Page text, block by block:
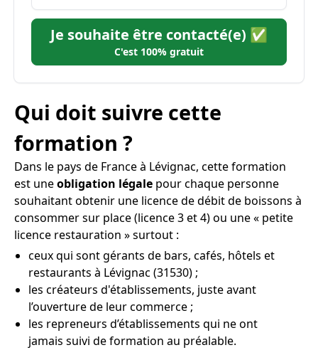
Je souhaite être contacté(e) ✅
C'est 100% gratuit
Qui doit suivre cette
formation ?
Dans le pays de France à Lévignac, cette formation
est uneobligation légale pour chaque personne
souhaitant obtenir une licence de débit de boissons à
consommer sur place (licence 3 et 4) ou une « petite
licence restauration » surtout :
ceux qui sont gérants de bars, cafés, hôtels et
restaurants à Lévignac (31530) ;
les créateurs d'établissements, juste avant
l’ouverture de leur commerce ;
les repreneurs d’établissements qui ne ont
jamais suivi de formation au préalable.